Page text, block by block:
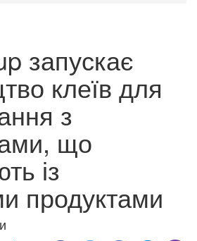
запускає
клеїв для
з
що
із
продуктами